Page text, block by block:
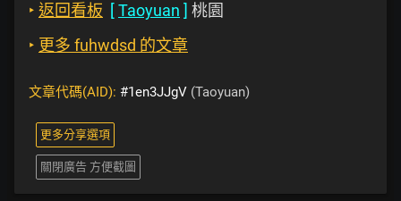
‣ 返回看板 [Taoyuan ] 桃園
‣ 更多 fuhwdsd 的文章
文章代碼(AID): #1en3JJgV (Taoyuan)
更多分享選項
關閉廣告 方便截圖